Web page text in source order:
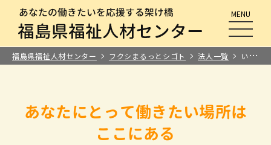
MENU
メニ
福島県福祉人材センター フクシまるっとシゴト 法人一覧 いわき
あなたにとって働きたい場所は
ここにある